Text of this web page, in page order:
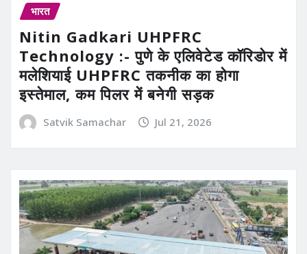
भारत
Nitin Gadkari UHPFRC
Technology :- पुणे के एलिवेटेड कॉरिडोर में
मलेशियाई UHPFRC तकनीक का होगा
इस्तेमाल, कम पिलर में बनेगी सड़क
Satvik Samachar Jul 21, 2026